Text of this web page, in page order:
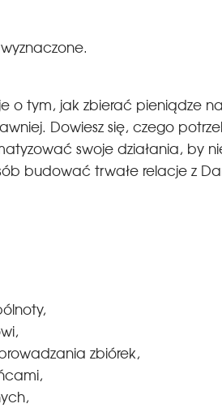
o tym, jak zbierać pieniądze
Dowiesz się, czego
swoje działania, by
budować trwałe relacje z
zbiórek,